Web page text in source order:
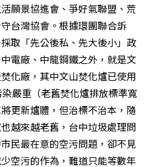
願景協進會、爭好氣聯盟、荒
台灣協會。根據環團聯合訴
取「先公後私、先大後小」政
電廠、中龍鋼鐵之外，就是文
化廠，其中文山焚化爐已使用
嚴重（老舊焚化爐排放標準寬
更新爐體，但治標不治本，隨
越來越老舊，台中垃圾處理問
民最在意的空污問題，卻不見
空污的作為，難道只能等數年